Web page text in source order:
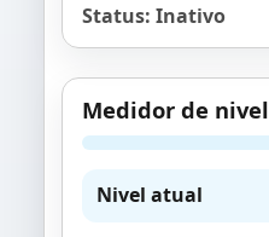
Status: Inativo
Medidor de nivel
Nivel atual